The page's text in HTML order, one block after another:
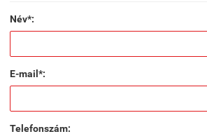
Név*:
E-mail*:
Telefonszám: